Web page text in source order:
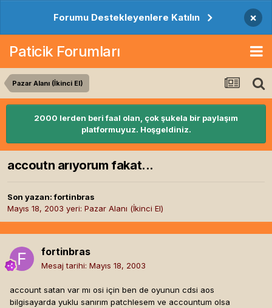
Forumu Destekleyenlere Katılın ×
Paticik Forumları
Pazar Alanı (İkinci El)
2000 lerden beri faal olan, çok şukela bir paylaşım
platformuyuz. Hoşgeldiniz.
accoutn arıyorum fakat...
Son yazan:fortinbras
Mayıs 18, 2003 yeri: Pazar Alanı (İkinci El)
fortinbras
Mesaj tarihi: Mayıs 18, 2003
account satan var mı osi için ben de oyunun cdsi aos
bilgisayarda yuklu sanırım patchlesem ve accountum olsa